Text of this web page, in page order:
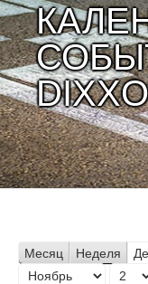
Месяц Неделя
Месяц